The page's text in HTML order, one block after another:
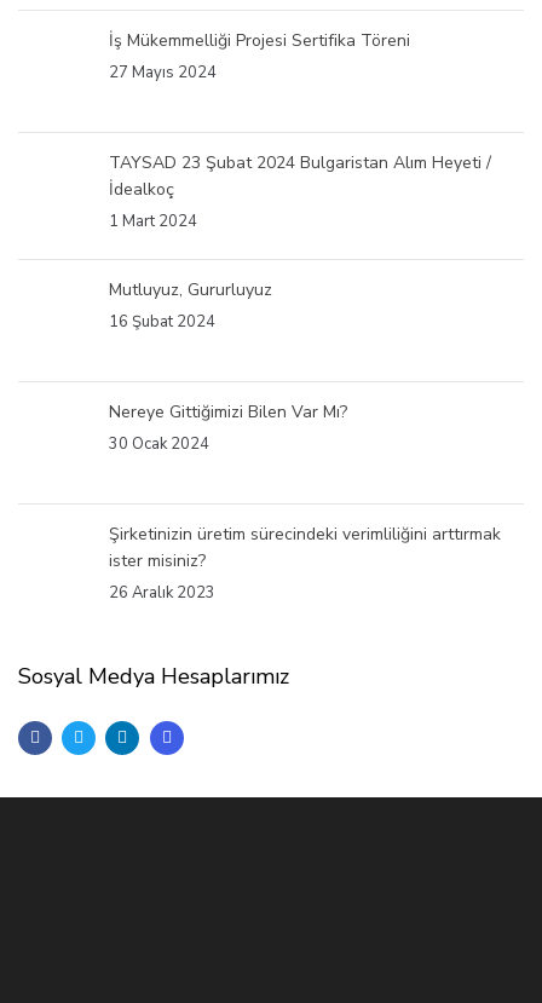
İş Mükemmelliği Projesi Sertifika Töreni
27 Mayıs 2024
TAYSAD 23 Şubat 2024 Bulgaristan Alım Heyeti /
İdealkoç
1 Mart 2024
Mutluyuz, Gururluyuz
16 Şubat 2024
Nereye Gittiğimizi Bilen Var Mı?
30 Ocak 2024
Şirketinizin üretim sürecindeki verimliliğini arttırmak
ister misiniz?
26 Aralık 2023
Sosyal Medya Hesaplarımız